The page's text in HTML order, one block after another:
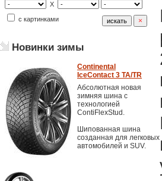
X
с картинками
Новинки зимы
Continental
IceContact 3 TA/TR
Абсолютная новая
зимняя шина с
технологией
ContiFlexStud.
Шипованная шина
созданная для легковых
автомобилей и SUV.